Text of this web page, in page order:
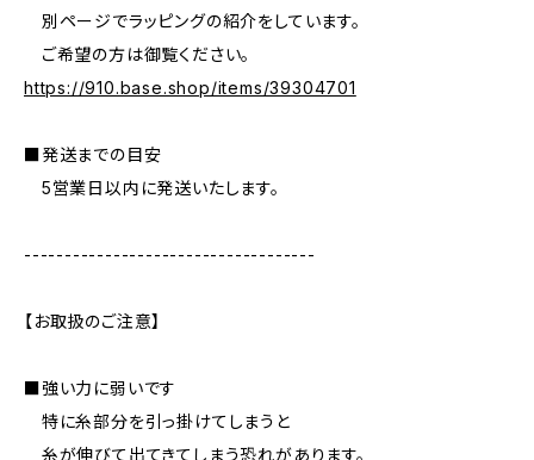
別ページでラッピングの紹介をしています。
ご希望の方は御覧ください。
https://910.base.shop/items/39304701
■発送までの目安
5営業日以内に発送いたします。
------------------------------------
【お取扱のご注意】
■強い力に弱いです
特に糸部分を引っ掛けてしまうと
糸が伸びて出てきてしまう恐れがあります。